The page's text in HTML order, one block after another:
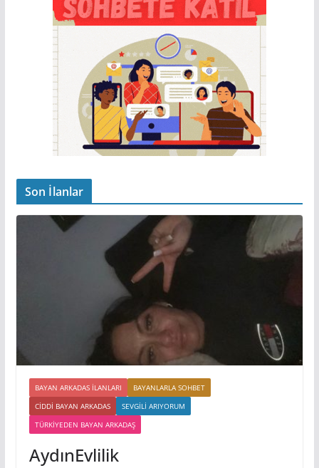
Son İlanlar
BAYAN ARKADAS ILANLARI
BAYANLARLA SOHBET
CIDDI BAYAN ARKADAS
SEVGILI ARIYORUM
TÜRKIYEDEN BAYAN ARKADAŞ
AydınEvlilik